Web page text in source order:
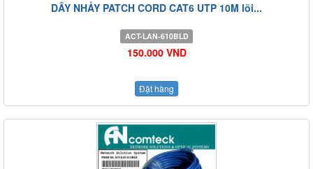
DÂY NHẢY PATCH CORD CAT6 UTP 10M lõi...
ACT-LAN-610BLD
150.000 VND
Đặt hàng